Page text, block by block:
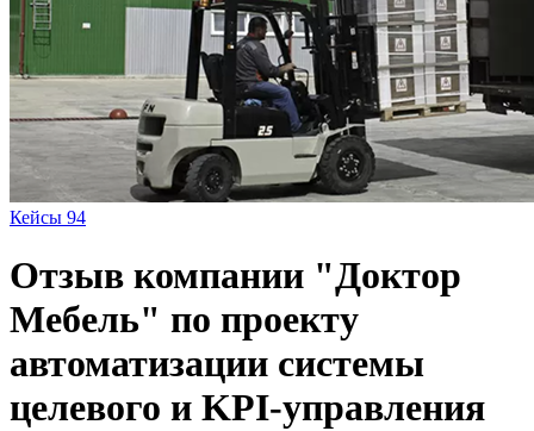
Кейсы 94
Отзыв компании "Доктор
Мебель" по проекту
автоматизации системы
целевого и KPI-управления